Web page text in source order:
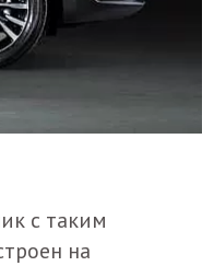
с таким
на